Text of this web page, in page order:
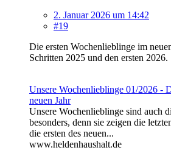
2. Januar 2026 um 14:42
#19
Die ersten Wochenlieblinge im
Schritten 2025 und den ersten 2026.
Unsere Wochenlieblinge 01/2026 -
neuen Jahr
Unsere Wochenlieblinge sind auch
besonders, denn sie zeigen die
die ersten des neuen...
www.heldenhaushalt.de